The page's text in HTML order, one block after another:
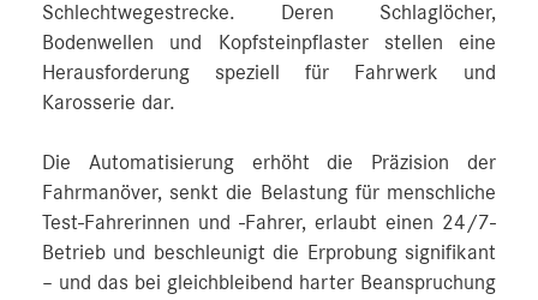
Schlechtwegestrecke. Deren Schlaglöcher,
Bodenwellen und Kopfsteinpflaster stellen eine
Herausforderung speziell für Fahrwerk und
Karosserie dar.
Die Automatisierung erhöht die Präzision der
Fahrmanöver, senkt die Belastung für menschliche
Test-Fahrerinnen und -Fahrer, erlaubt einen 24/7-
Betrieb und beschleunigt die Erprobung signifikant
– und das bei gleichbleibend harter Beanspruchung